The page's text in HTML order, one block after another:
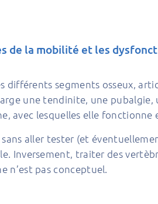
de la mobilité et les
différents segments osseux,
une tendinite, une pubalgie,
avec lesquelles elle
aller tester (et
Inversement, traiter des
n’est pas conceptuel.